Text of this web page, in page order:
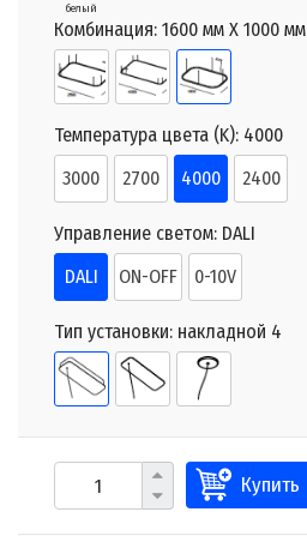
белый
Комбинация: 1600 мм X 1000 мм
Температура цвета (K): 4000
3000
2700 4000 2400
Управление светом: DALI
DALI
ON-OFF 0-10V
Тип установки: накладной 4
Купить